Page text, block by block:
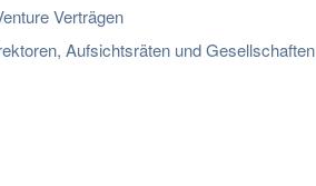
Verträgen
Aufsichtsräten und Gesellschaften